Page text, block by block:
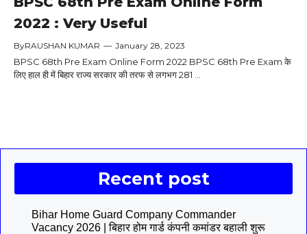
2022 : Very Useful
ByRAUSHAN KUMAR — January 28, 2023
BPSC 68th Pre Exam Online Form 2022 BPSC 68th Pre Exam के
लिए हाल ही में बिहार राज्य सरकार की तरफ से लगभग 281 ...
Recent post
Bihar Home Guard Company Commander
Vacancy 2026 | बिहार होम गार्ड कंपनी कमांडर बहाली शुरू